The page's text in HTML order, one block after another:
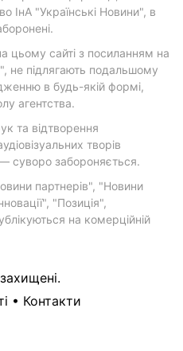
ІнА "Українські Новини", в
цьому сайті з посиланням на
не підлягають подальшому
в будь-якій формі,
агентства.
та відтворення
творів
суворо забороняється.
партнерів", "Новини
"Позиція",
на комерційній
• Контакти